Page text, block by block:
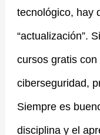
tecnológico, hay
“actualización”.
cursos gratis
ciberseguridad,
Siempre es
disciplina y el